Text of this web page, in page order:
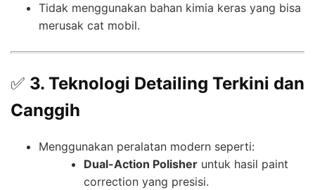
Tidak menggunakan bahan kimia keras yang bisa
merusak cat mobil.
✅ 3. Teknologi Detailing Terkini dan
Canggih
Menggunakan peralatan modern seperti:
Dual-Action Polisher untuk hasil paint
correction yang presisi.